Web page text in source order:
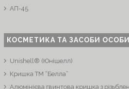
АП-45
КОСМЕТИКА ТА ЗАСОБИ
Unishell® (Юнішелл)
Кришка ТМ “Белла”
Алюмінієва гвинтова кришка з